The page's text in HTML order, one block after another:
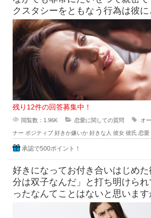
クスタシーをともなう行為は彼
にとっても、相手への愛情を表
残り12件の回答募集中！
閲覧数：1.96K 恋愛に関しての質問 オ
ナー ポジティブ 好きか嫌いか 好きな人 彼女 彼氏 恋愛
承認で500ポイント！
好きになってお付き合いはじめ
分は双子なんだ」と打ち明けられ
ったなんてことはないと思いま
一卵性双生児であらゆる面で